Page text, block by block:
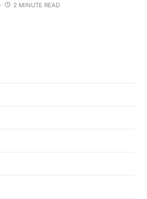
2 MINUTE READ